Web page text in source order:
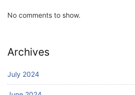
No comments to show.
Archives
July 2024